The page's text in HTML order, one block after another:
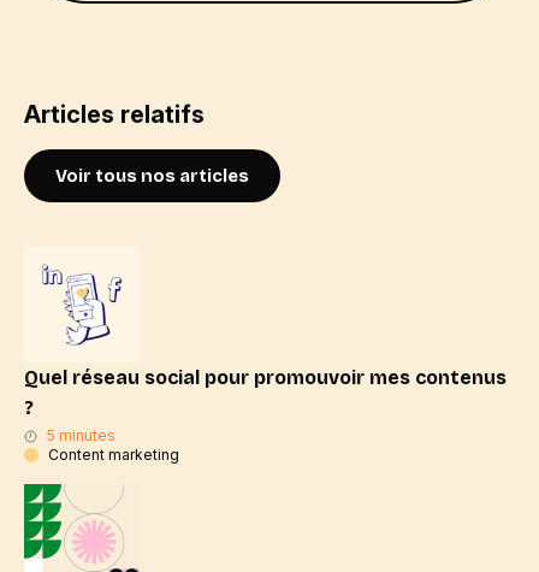
Articles relatifs
Voir tous nos articles
Quel réseau social pour promouvoir mes contenus
?
5 minutes
Content marketing